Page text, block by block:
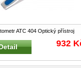
ATC 404 Optický přístroj
elektrolytu motobate...
932